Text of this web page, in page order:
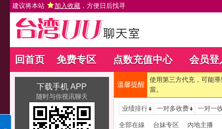
建议将本站 加入收藏 ，方便日后找寻
回首页 免费专区 点数充值中心 会员登
下载手机 APP
随时与你视讯聊天
溫馨提醒
使用第三方代充，可能
當。
业绩排行 一对多收费 一对一
全部在線 台妹专区 內地主播